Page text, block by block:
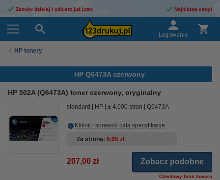
Zamów dzisiaj i odbierz już jutro Najniższe ceny!
Logowanie
HP tonery
HP Q6473A czerwony
HP 502A (Q6473A) toner czerwony, oryginalny
standard HP ± 4.000 stron Q6473A
Kliknij i sprawdź całą specyfikacje
Za stronę 0,05 zł
207,00 zł Zobacz podobne
Chwilowy brak towaru